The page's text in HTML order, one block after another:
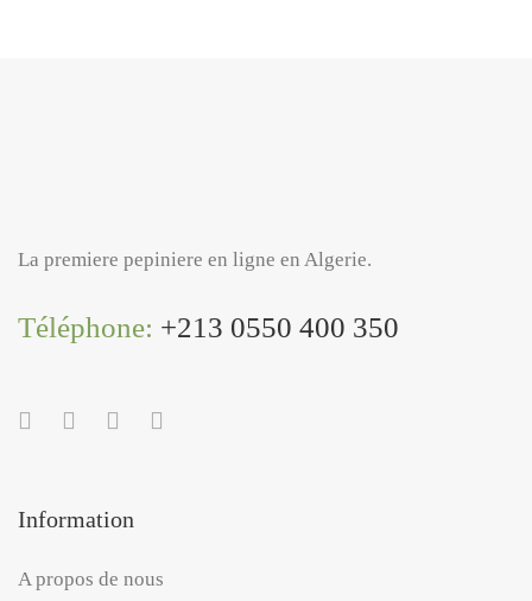
La premiere pepiniere en ligne en Algerie.
Téléphone: +213 0550 400 350
Information
A propos de nous